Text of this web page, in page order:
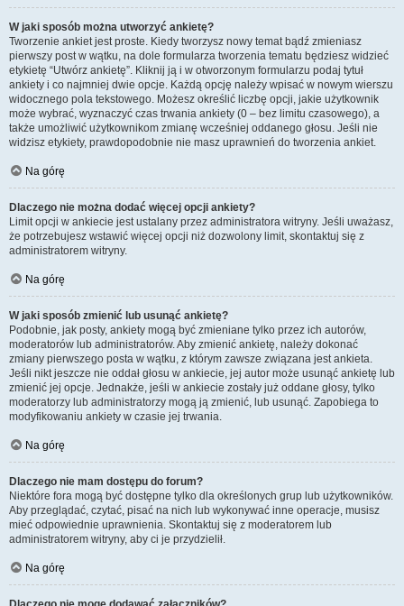
W jaki sposób można utworzyć ankietę?
Tworzenie ankiet jest proste. Kiedy tworzysz nowy temat bądź zmieniasz
pierwszy post w wątku, na dole formularza tworzenia tematu będziesz widzieć
etykietę “Utwórz ankietę”. Kliknij ją i w otworzonym formularzu podaj tytuł
ankiety i co najmniej dwie opcje. Każdą opcję należy wpisać w nowym wierszu
widocznego pola tekstowego. Możesz określić liczbę opcji, jakie użytkownik
może wybrać, wyznaczyć czas trwania ankiety (0 – bez limitu czasowego), a
także umożliwić użytkownikom zmianę wcześniej oddanego głosu. Jeśli nie
widzisz etykiety, prawdopodobnie nie masz uprawnień do tworzenia ankiet.
Na górę
Dlaczego nie można dodać więcej opcji ankiety?
Limit opcji w ankiecie jest ustalany przez administratora witryny. Jeśli uważasz,
że potrzebujesz wstawić więcej opcji niż dozwolony limit, skontaktuj się z
administratorem witryny.
Na górę
W jaki sposób zmienić lub usunąć ankietę?
Podobnie, jak posty, ankiety mogą być zmieniane tylko przez ich autorów,
moderatorów lub administratorów. Aby zmienić ankietę, należy dokonać
zmiany pierwszego posta w wątku, z którym zawsze związana jest ankieta.
Jeśli nikt jeszcze nie oddał głosu w ankiecie, jej autor może usunąć ankietę lub
zmienić jej opcje. Jednakże, jeśli w ankiecie zostały już oddane głosy, tylko
moderatorzy lub administratorzy mogą ją zmienić, lub usunąć. Zapobiega to
modyfikowaniu ankiety w czasie jej trwania.
Na górę
Dlaczego nie mam dostępu do forum?
Niektóre fora mogą być dostępne tylko dla określonych grup lub użytkowników.
Aby przeglądać, czytać, pisać na nich lub wykonywać inne operacje, musisz
mieć odpowiednie uprawnienia. Skontaktuj się z moderatorem lub
administratorem witryny, aby ci je przydzielił.
Na górę